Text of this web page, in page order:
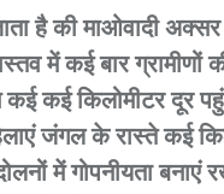
है की माओवादी
में कई बार ग्रामीणों
कई किलोमीटर दूर
जंगल के रास्ते कई
में गोपनीयता